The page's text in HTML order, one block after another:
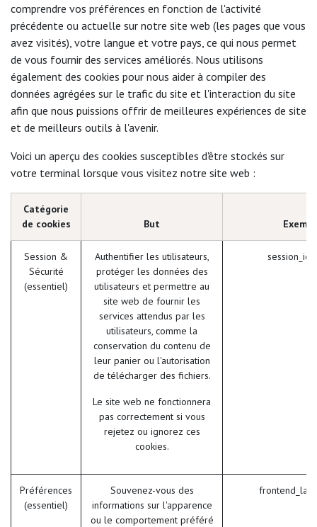
comprendre vos préférences en fonction de l'activité
précédente ou actuelle sur notre site web (les pages que vous
avez visités), votre langue et votre pays, ce qui nous permet
de vous fournir des services améliorés. Nous utilisons
également des cookies pour nous aider à compiler des
données agrégées sur le trafic du site et l'interaction du site
afin que nous puissions offrir de meilleures expériences de site
et de meilleurs outils à l'avenir.
Voici un aperçu des cookies susceptibles d'être stockés sur
votre terminal lorsque vous visitez notre site web :
Catégorie
de cookies
But
Session &
Sécurité
(essentiel)
Authentifier les utilisateurs,
protéger les données des
utilisateurs et permettre au
site web de fournir les
services attendus par les
utilisateurs, comme la
conservation du contenu de
leur panier ou l'autorisation
de télécharger des fichiers.
Le site web ne fonctionnera
pas correctement si vous
rejetez ou ignorez ces
cookies.
session_id
Préférences
(essentiel)
Souvenez-vous des
informations sur l'apparence
ou le comportement préféré